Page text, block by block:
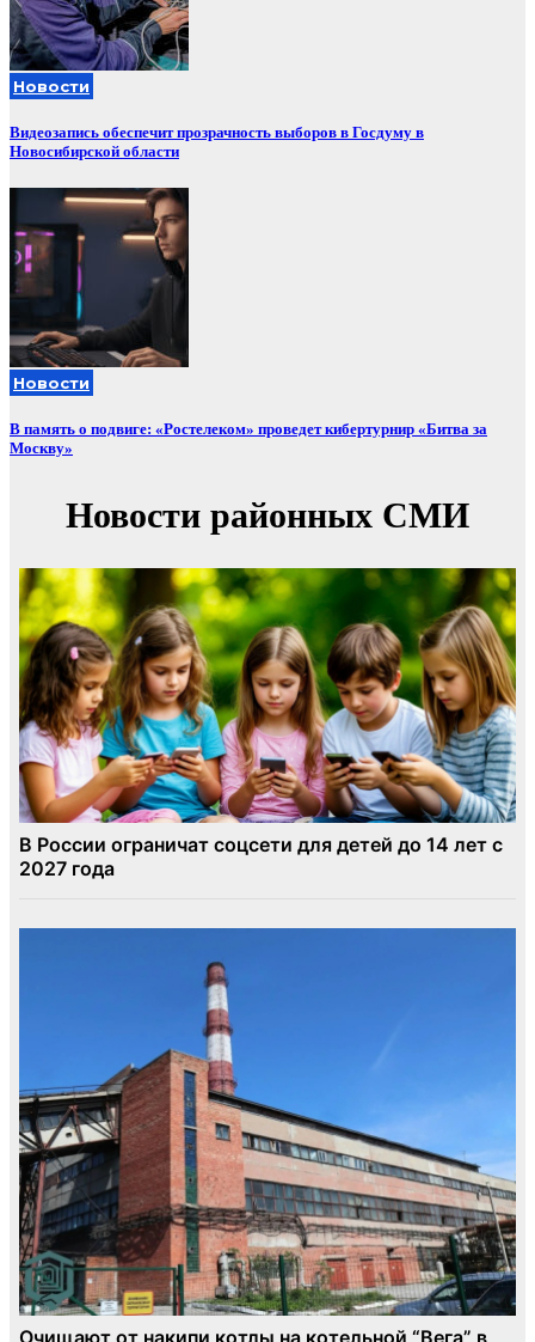
Новости
Видеозапись обеспечит прозрачность выборов в Госдуму в
Новосибирской области
Новости
В память о подвиге: «Ростелеком» проведет кибертурнир «Битва за
Москву»